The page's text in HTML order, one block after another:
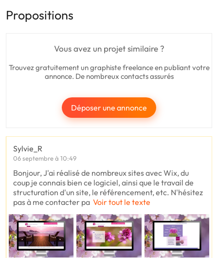
Propositions
Vous avez un projet similaire ?
Trouvez gratuitement un graphiste freelance en publiant votre
annonce. De nombreux contacts assurés
Déposer une annonce
Sylvie_R
06 septembre à 10:49
Bonjour, J'ai réalisé de nombreux sites avec Wix, du
coup je connais bien ce logiciel, ainsi que le travail de
structuration d'un site, le référencement, etc. N'hésitez
pas à me contacter pa Voir tout le texte